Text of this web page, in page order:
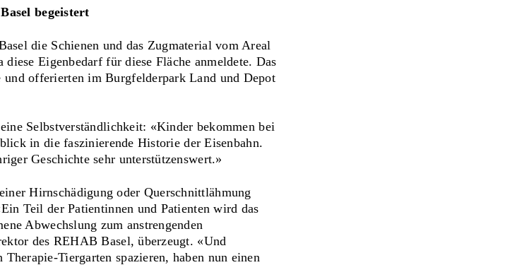
begeistert
die Schienen und das Zugmaterial vom Areal
Eigenbedarf für diese Fläche anmeldete. Das
offerierten im Burgfelderpark Land und Depot
Selbstverständlichkeit: «Kinder bekommen bei
in die faszinierende Historie der Eisenbahn.
Geschichte sehr unterstützenswert.»
Hirnschädigung oder Querschnittlähmung
Teil der Patientinnen und Patienten wird das
Abwechslung zum anstrengenden
des REHAB Basel, überzeugt. «Und
Tiergarten spazieren, haben nun einen